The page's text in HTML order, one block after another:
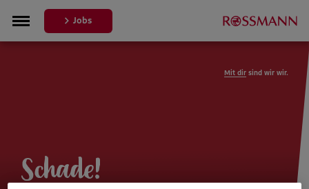
Jobs
Mit dir sind wir wir.
Schade!